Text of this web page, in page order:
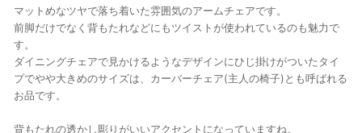
マットめなツヤで落ち着いた雰囲気のアームチェアです。
前脚だけでなく背もたれなどにもツイストが使われているのも魅力で
す。
ダイニングチェアで見かけるようなデザインにひじ掛けがついたタイ
プでやや大きめのサイズは、カーバーチェア(主人の椅子)とも呼ばれる
お品です。
背もたれの透かし彫りがいいアクセントになっていますね。